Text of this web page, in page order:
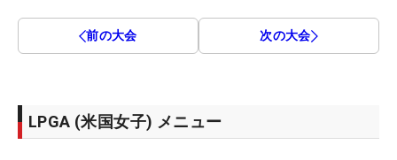
前の大会 次の大会
LPGA (米国女子) メニュー